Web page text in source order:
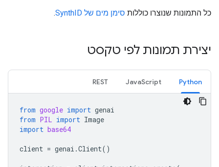
כל התמונות שנוצרו כוללות סימן מים של SynthID .
יצירת תמונות לפי טקסט
Python
JavaScript
REST
from google import genai
from PIL import Image
import base64
client = genai .Client()